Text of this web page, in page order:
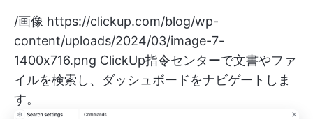
/画像 https://clickup.com/blog/wp-
content/uploads/2024/03/image-7-
1400x716.png ClickUp指令センターで文書やファ
イルを検索し、ダッシュボードをナビゲートしま
す。